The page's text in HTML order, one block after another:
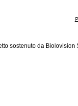
sostenuto da